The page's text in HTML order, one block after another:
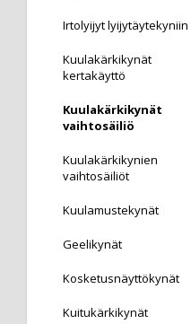
Irtolyijyt lyijytäytekyniin
Kuulakärkikynät
kertakäyttö
Kuulakärkikynät
vaihtosäiliö
Kuulakärkikynien
vaihtosäiliöt
Kuulamustekynät
Geelikynät
Kosketusnäyttökynät
Kuitukärkikynät